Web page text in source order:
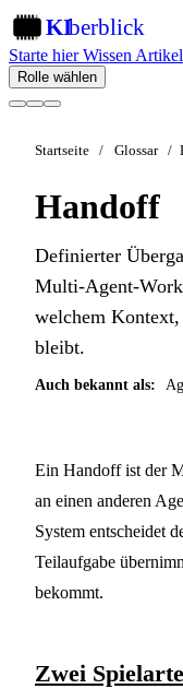
KIberblick
Starte hierWissen Artikel
Rolle wählen
Startseite / Glossar /
Handoff
Definierter
Multi-Agent-
welchem Kontext,
bleibt.
Auch bekannt als:
Ein Handoff ist der
an einen anderen
System entscheidet
Teilaufgabe
bekommt.
Zwei